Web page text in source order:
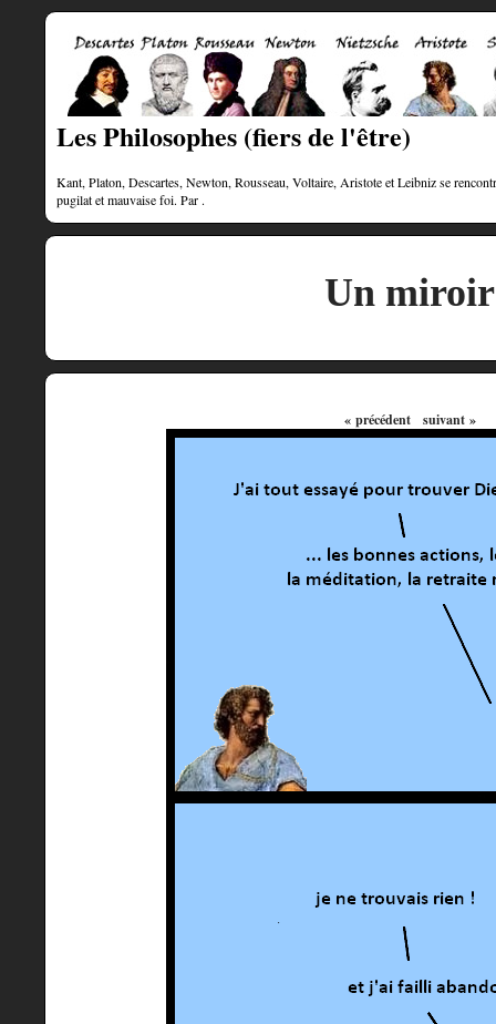
Les Philosophes (fiers de l'être)
Kant, Platon, Descartes, Newton, Rousseau, Voltaire, Aristote et Leibniz se
pugilat et mauvaise foi. Par .
Un miroir
« précédent suivant »